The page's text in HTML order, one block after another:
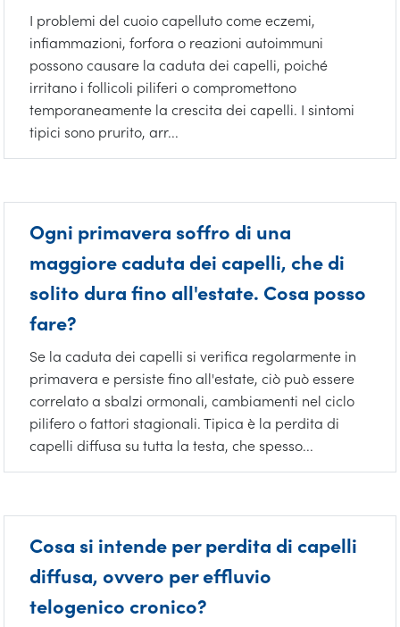
I problemi del cuoio capelluto come eczemi,
infiammazioni, forfora o reazioni autoimmuni
possono causare la caduta dei capelli, poiché
irritano i follicoli piliferi o compromettono
temporaneamente la crescita dei capelli. I sintomi
tipici sono prurito, arr...
Ogni primavera soffro di una
maggiore caduta dei capelli, che di
solito dura fino all'estate. Cosa posso
fare?
Se la caduta dei capelli si verifica regolarmente in
primavera e persiste fino all'estate, ciò può essere
correlato a sbalzi ormonali, cambiamenti nel ciclo
pilifero o fattori stagionali. Tipica è la perdita di
capelli diffusa su tutta la testa, che spesso...
Cosa si intende per perdita di capelli
diffusa, ovvero per effluvio
telogenico cronico?